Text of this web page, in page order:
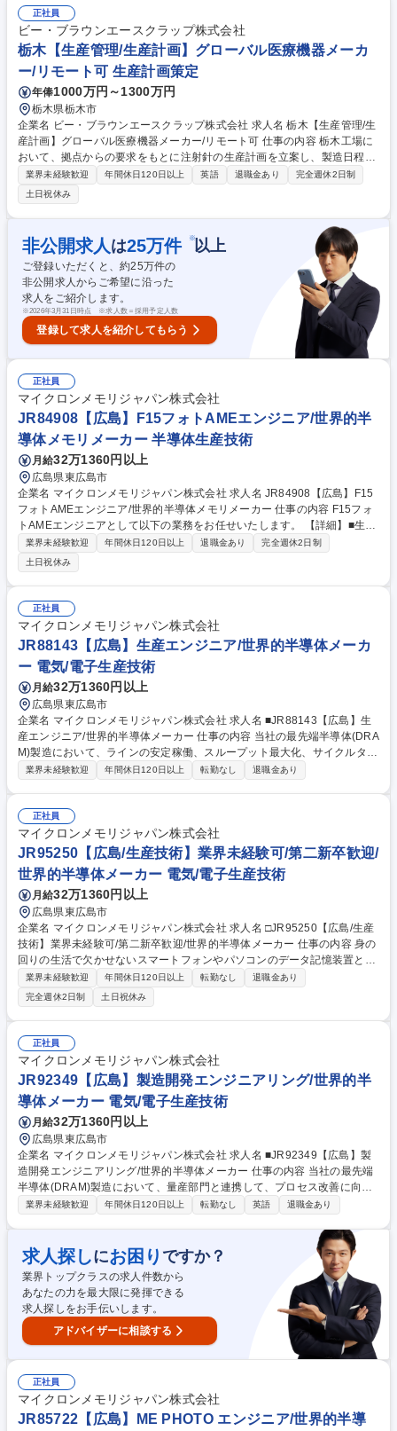
エンジニア/世界的半導体メモリメーカー
正社員
ビー・ブラウンエースクラップ株式会社
栃木【生産管理/生産計画】グローバル医療機器メーカ
ー/リモート可 生産計画策定
年俸1000万円～1300万円
栃木県栃木市
企業名 ビー・ブラウンエースクラップ株式会社 求人名 栃木【生産管理/生
産計画】グローバル医療機器メーカー/リモート可 仕事の内容 栃木工場に
おいて、拠点からの要求をもとに注射針の生産計画を立案し、製造日程及
び海外出荷までの管理を行い継続的に安定した供給を実現していただきま
す。 【具体的には】■海外拠点からのデマンドに応じた生産計画の策定と
実行を管理 ■海外拠点と協力し、生産量を達成するためのプロセスを構築
し、生産量の増強や効率化のための計画を策定 ■コスト削減、品質改善
（納期管理、在庫管理、倉庫管理、LT削減、等）のためのプロセスの変更
を理解して業務を推進 ■生産管理部のタスク達成のため、部下（生産管理
課、物流管理課）メンバーのマネジメント・育成を行う 募集職種 栃木
【生産管理/生産計画】グローバル医療機器メーカー/リモート可
業界未経験歓迎 年間休日120日以上 英語 退職金あり
完全週休2日制
土日祝休み
非公開求人 は25万件 ※以上
ご登録いただくと、約25万件の
非公開求人からご希望に沿った
求人をご紹介します。
※2026年3月31日時点 ※求人数＝採用予定人数
登録して求人を紹介してもらう
正社員
マイクロンメモリジャパン株式会社
JR84908【広島】F15フォトAMEエンジニア/世界的半
導体メモリメーカー 半導体生産技術
月給32万1360円以上
広島県東広島市
企業名 マイクロンメモリジャパン株式会社 求人名 JR84908【広島】F15
フォトAMEエンジニア/世界的半導体メモリメーカー 仕事の内容 F15フォ
トAMEエンジニアとして以下の業務をお任せいたします。 【詳細】■生産
能力の分析、是正措置の策定および実行 ■プロセス能力の向上と製造コス
トの削減 ■ MOR（製造実績）およびPOR（プロセス実績）分析を通じたP
2P（プロセス間）ギャップの解消と是正措置の実施 ■各種半導体製造装置
のプロセスパラメータ設定 ■新規装置・材料の評価、導入推進および計画
立案 ■異常事象の分析と改善 募集職種 JR84908【広島】F15フォトAME
エンジニア/世界的半導体メモリメーカー
業界未経験歓迎 年間休日120日以上 退職金あり
完全週休2日制
土日祝休み
正社員
マイクロンメモリジャパン株式会社
JR88143【広島】生産エンジニア/世界的半導体メーカ
ー 電気/電子生産技術
月給32万1360円以上
広島県東広島市
企業名 マイクロンメモリジャパン株式会社 求人名 ■JR88143【広島】生
産エンジニア/世界的半導体メーカー 仕事の内容 当社の最先端半導体(DRA
M)製造において、ラインの安定稼働、スループット最大化、サイクルタイ
ム短縮を目的とし、異常対応や改善活動を通じて顧客納期遵守とFabの競
クルタイム、スループット、稼働率などのKPI分析と改善提案 ■ロットフ
ロー管理、優先度設定（Lot Priority） ■異常発生時の迅速なトラブルシュ
ーティングとリカバリー対応 ■DXチームやOMTチームとの連携による自
動化・効率化施策の推進 募集職種 ■JR88143【広島】生産エンジニア/世
界的半導体メーカー
業界未経験歓迎 年間休日120日以上 転勤なし 退職金あり
正社員
マイクロンメモリジャパン株式会社
JR95250【広島/生産技術】業界未経験可/第二新卒歓迎/
世界的半導体メーカー 電気/電子生産技術
月給32万1360円以上
広島県東広島市
企業名 マイクロンメモリジャパン株式会社 求人名 □JR95250【広島/生産
技術】業界未経験可/第二新卒歓迎/世界的半導体メーカー 仕事の内容 身の
回りの生活で欠かせないスマートフォンやパソコンのデータ記憶装置とし
て使用される半導体メモリ（DRAM）の世界売上シェア3位の当社にて、
ご経験に合わせて以下のような業務をお任せ致します。 【詳細】■装置エ
ンジニア：半導体製造装置の構造・動作の理解を深め、装置の改良や生産
性向上に貢献いただきます。関連部門と協力体制を構築いただき、自身の
担当領域の生産性最大化とサイクルタイム短縮に取り組んでいただき、安
定した品質を維持するための装置状態管理を行います。 ■製品技術エンジ
ニア：製品プロセスの構築・改善を担当。不良・スペック外発生の原因分
析、プロセス改善を行います。 募集職種 □JR95250【広島/生産技術】業
界未経験可/第二新卒歓迎/世界的半導体メーカー
業界未経験歓迎 年間休日120日以上 転勤なし
退職金あり
完全週休2日制
土日祝休み
正社員
マイクロンメモリジャパン株式会社
JR92349【広島】製造開発エンジニアリング/世界的半
導体メーカー 電気/電子生産技術
月給32万1360円以上
広島県東広島市
企業名 マイクロンメモリジャパン株式会社 求人名 ■JR92349【広島】製
造開発エンジニアリング/世界的半導体メーカー 仕事の内容 当社の最先端
半導体(DRAM)製造において、量産部門と連携して、プロセス改善に向け
た技術開発をお任せ致します。 【詳細】■FILMS（CVD, PVD, DIFF, IMP)
ける Level Owner 業務（プロセスセットアップ、プロセス改善評価、SP
C、Redundancy展開などPMIに規定された開発業務）の実施。 ・新規装
置評価、材料評価を含んだプロセス開発。 ・新規材料における剥がれ検査
の実施。 ■開発ロットのサイクルタイム改善活動（Redundancy tool の展
開、量産品との条件一致化など）を製造関係者とともに実施する 募集職種
■JR92349【広島】製造開発エンジニアリング/世界的半導体メーカー
業界未経験歓迎 年間休日120日以上 転勤なし 英語 退職金あり
求人探しにお困り ですか？
業界トップクラスの求人件数から
あなたの力を最大限に発揮できる
求人探しをお手伝いします。
アドバイザーに相談する
正社員
マイクロンメモリジャパン株式会社
JR85722【広島】ME PHOTO エンジニア/世界的半導